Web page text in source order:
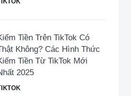
Tiền Trên TikTok Có
Không? Các Hình Thức
Tiền Từ TikTok Mới
2025